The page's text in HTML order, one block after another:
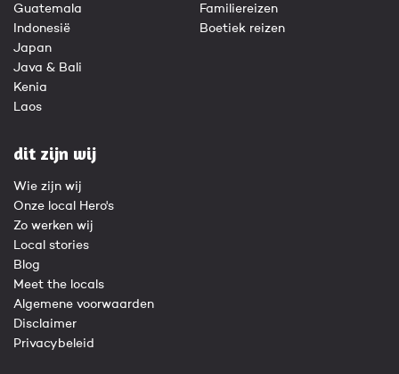
Guatemala
Indonesië
Japan
Java & Bali
Kenia
Laos
Familiereizen
Boetiek reizen
dit zijn wij
Wie zijn wij
Onze local Hero's
Zo werken wij
Local stories
Blog
Meet the locals
Algemene voorwaarden
Disclaimer
Privacybeleid